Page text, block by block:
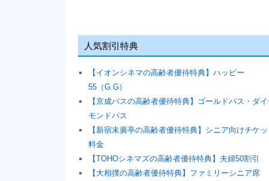
人気割引特典
【イオンシネマの高齢者優待特典】ハッピー
55（G.G）
【京成バスの高齢者優待特典】ゴールドパス・ダイ
モンドパス
【新宿末廣亭の高齢者優待特典】シニア向けチケッ
料金
【TOHOシネマズの高齢者優待特典】夫婦50割引
【大相撲の高齢者優待特典】ファミリーシニア席